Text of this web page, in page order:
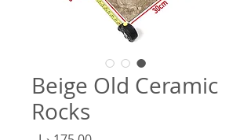
Beige Old Ceramic
Rocks